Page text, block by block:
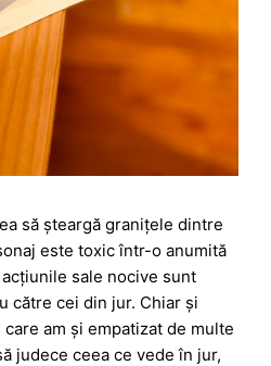
să șteargă granițele dintre
este toxic într-o anumită
sale nocive sunt
către cei din jur. Chiar și
am și empatizat de multe
judece ceea ce vede în jur,